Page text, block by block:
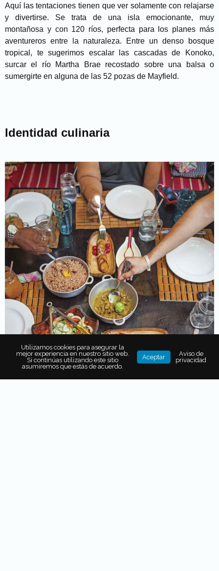
Aquí las tentaciones tienen que ver solamente con relajarse
y divertirse. Se trata de una isla emocionante, muy
montañosa y con 120 ríos, perfecta para los planes más
aventureros entre la naturaleza. Entre un denso bosque
tropical, te sugerimos escalar las cascadas de Konoko,
surcar el río Martha Brae recostado sobre una balsa o
sumergirte en alguna de las 52 pozas de Mayfield.
Identidad culinaria
Utilizamos cookies para asegurar la
mejor experiencia en nuestro sitio web.
Si continúas utilizando este sitio
asumiremos que estás de acuerdo.
Aceptar
Aviso de
privacidad